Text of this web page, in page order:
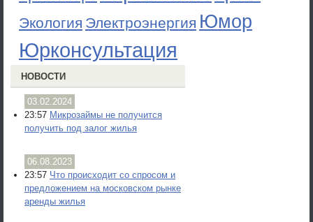
Экология Электроэнергия Юмор
Юрконсультация
НОВОСТИ
03.02.2024
23:57 Микрозаймы не получится
получить под залог жилья
06.08.2023
23:57 Что происходит со спросом и
предложением на московском рынке
аренды жилья